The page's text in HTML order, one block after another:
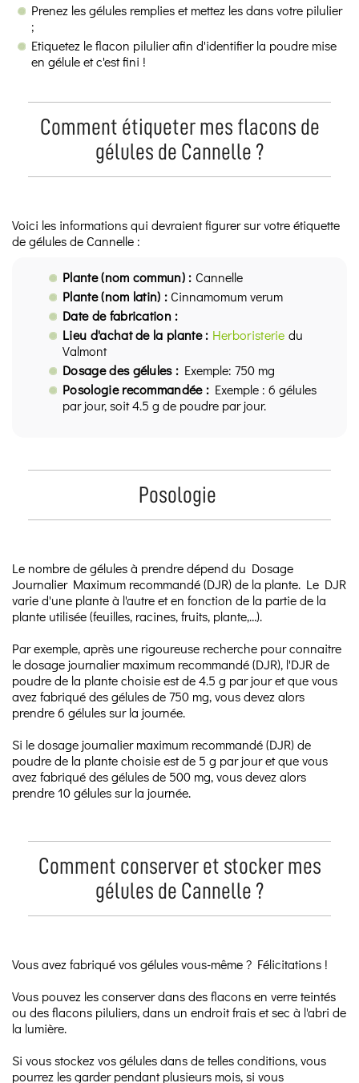
Prenez les gélules remplies et mettez les dans votre pilulier
;
Etiquetez le flacon pilulier afin d'identifier la poudre mise
en gélule et c'est fini !
Comment étiqueter mes flacons de
gélules de Cannelle ?
Voici les informations qui devraient figurer sur votre étiquette
de gélules de Cannelle :
Plante (nom commun) : Cannelle
Plante (nom latin) :Cinnamomum verum
Date de fabrication :
Lieu d'achat de la plante : Herboristerie du
Valmont
Dosage des gélules : Exemple: 750 mg
Posologie recommandée : Exemple : 6 gélules
par jour, soit 4.5 g de poudre par jour.
Posologie
Le nombre de gélules à prendre dépend du Dosage
Journalier Maximum recommandé (DJR) de la plante. Le DJR
varie d'une plante à l'autre et en fonction de la partie de la
plante utilisée (feuilles, racines, fruits, plante,…).
Par exemple, après une rigoureuse recherche pour connaitre
le dosage journalier maximum recommandé (DJR), l'DJR de
poudre de la plante choisie est de 4.5 g par jour et que vous
avez fabriqué des gélules de 750 mg, vous devez alors
prendre 6 gélules sur la journée.
Si le dosage journalier maximum recommandé (DJR) de
poudre de la plante choisie est de 5 g par jour et que vous
avez fabriqué des gélules de 500 mg, vous devez alors
prendre 10 gélules sur la journée.
Comment conserver et stocker mes
gélules de Cannelle ?
Vous avez fabriqué vos gélules vous-même ? Félicitations !
Vous pouvez les conserver dans des flacons en verre teintés
ou des flacons piluliers, dans un endroit frais et sec à l'abri de
la lumière.
Si vous stockez vos gélules dans de telles conditions, vous
pourrez les garder pendant plusieurs mois, si vous